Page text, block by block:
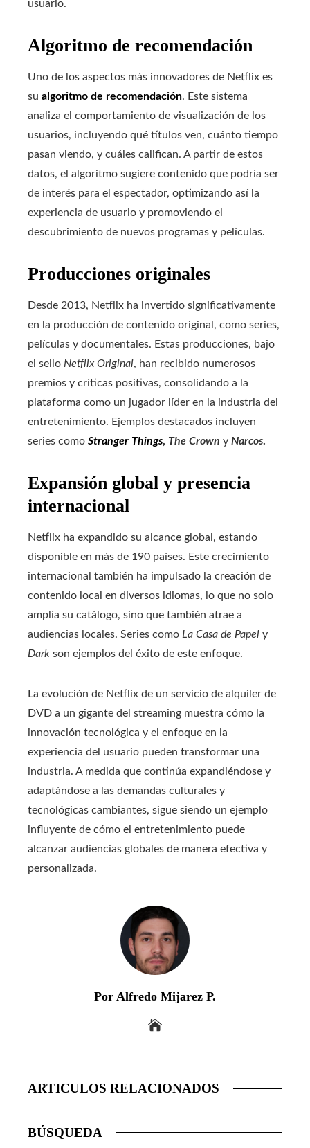
usuario.
Algoritmo de recomendación
Uno de los aspectos más innovadores de Netflix es
su algoritmo de recomendación. Este sistema
analiza el comportamiento de visualización de los
usuarios, incluyendo qué títulos ven, cuánto tiempo
pasan viendo, y cuáles califican. A partir de estos
datos, el algoritmo sugiere contenido que podría ser
de interés para el espectador, optimizando así la
experiencia de usuario y promoviendo el
descubrimiento de nuevos programas y películas.
Producciones originales
Desde 2013, Netflix ha invertido significativamente
en la producción de contenido original, como series,
películas y documentales. Estas producciones, bajo
el sello Netflix Original, han recibido numerosos
premios y críticas positivas, consolidando a la
plataforma como un jugador líder en la industria del
entretenimiento. Ejemplos destacados incluyen
series como Stranger Things, The Crown y Narcos.
Expansión global y presencia
internacional
Netflix ha expandido su alcance global, estando
disponible en más de 190 países. Este crecimiento
internacional también ha impulsado la creación de
contenido local en diversos idiomas, lo que no solo
amplía su catálogo, sino que también atrae a
audiencias locales. Series como La Casa de Papel y
Dark son ejemplos del éxito de este enfoque.
La evolución de Netflix de un servicio de alquiler de
DVD a un gigante del streaming muestra cómo la
innovación tecnológica y el enfoque en la
experiencia del usuario pueden transformar una
industria. A medida que continúa expandiéndose y
adaptándose a las demandas culturales y
tecnológicas cambiantes, sigue siendo un ejemplo
influyente de cómo el entretenimiento puede
alcanzar audiencias globales de manera efectiva y
personalizada.
Por Alfredo Mijarez P.
ARTICULOS RELACIONADOS
BÚSQUEDA